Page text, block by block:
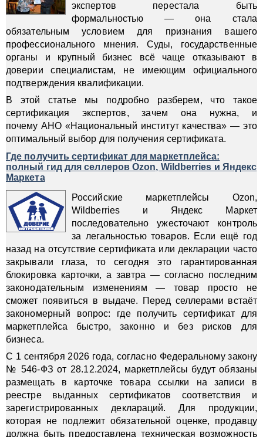
экспертов перестала быть
формальностью — она стала
обязательным условием для признания вашего
профессионального мнения. Суды, государственные
органы и крупный бизнес всё чаще отказывают в
доверии специалистам, не имеющим официального
подтверждения квалификации.
В этой статье мы подробно разберем, что такое
сертификация экспертов, зачем она нужна, и
почему АНО «Национальный институт качества» — это
оптимальный выбор для получения сертификата.
Где получить сертификат для маркетплейса:
полный гид для селлеров Ozon, Wildberries и Яндекс
Маркета
Российские маркетплейсы Ozon,
Wildberries и Яндекс Маркет
последовательно ужесточают контроль
за легальностью товаров. Если ещё год
назад на отсутствие сертификата или декларации часто
закрывали глаза, то сегодня это гарантированная
блокировка карточки, а завтра — согласно последним
законодательным изменениям — товар просто не
сможет появиться в выдаче. Перед селлерами встаёт
закономерный вопрос: где получить сертификат для
маркетплейса быстро, законно и без рисков для
бизнеса.
С 1 сентября 2026 года, согласно Федеральному закону
№ 546-ФЗ от 28.12.2024, маркетплейсы будут обязаны
размещать в карточке товара ссылки на записи в
реестре выданных сертификатов соответствия и
зарегистрированных деклараций. Для продукции,
которая не подлежит обязательной оценке, продавцу
должна быть предоставлена техническая возможность